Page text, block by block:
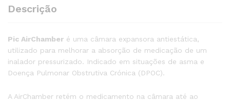
Descrição
Pic AirChamber é uma câmara expansora antiestática,
utilizado para melhorar a absorção de medicação de um
inalador pressurizado. Indicado em situações de asma e
Doença Pulmonar Obstrutiva Crónica (DPOC).
A AirChamber retém o medicamento na câmara até ao